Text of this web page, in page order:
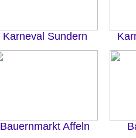
Karneval Sundern
Bauernmarkt Affeln